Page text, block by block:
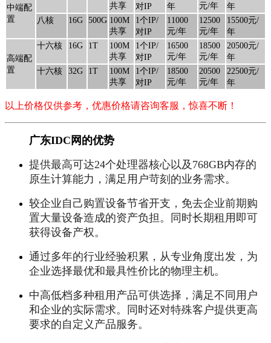
中端配
置
共享
对IP
年
元/年
年
八核
16G 500G 100M
共享
1个IP/
对IP
11000
元/年
12500
元/年
15500元/
年
高端配
置
十六核 16G 1T
100M
共享
1个IP/
对IP
16500
元/年
18500
元/年
20500元/
年
十六核
32G 1T
100M
共享
1个IP/
对IP
18500
元/年
20500
元/年
22500元/
年
以上价格仅供参考，优惠价格请咨询客服，惊喜不断！
广东IDC网的优势
提供最高可达24个处理器核心以及768GB内存的
原生计算能力，满足用户苛刻的业务需求。
较企业自己购置设备节省开支，免去企业前期购
置大量设备造成的资产负担。同时长期租用即可
获得设备产权。
通过多年的行业经验积累，从专业角度出发，为
企业选择最优和最具性价比的物理主机。
中高低档多种租用产品可供选择，满足不同用户
和企业的实际需求。同时还对特殊客户提供更高
要求的自定义产品服务。